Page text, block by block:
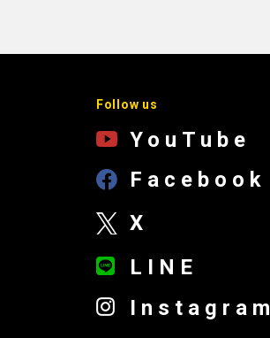
Follow us
YouTube
Facebook
X
LINE
Instagram